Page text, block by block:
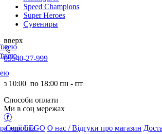
Speed Champions
Super Heroes
Сувениры
ерх
09540-27-999
з 10:00 по 18:00 пн - пт
Способи оплати
Ми в соц мережах
Серії LEGO О нас / Відгуки про магазин